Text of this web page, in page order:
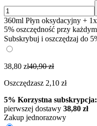
360ml Płyn oksydacyjny +
5% oszczędność przy
Subskrybuj i oszczędzaj do
38,80 zł40,90 zł
Oszczędzasz 2,10 zł
5% Korzystna subskrypcja:
pierwszej dostawy 38,80 zł
Zakup jednorazowy